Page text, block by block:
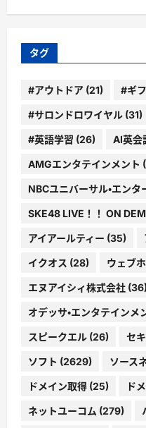
ゴ
ー
タグ
#アウトドア (21) #ギ
#サロンドロワイヤル (31)
#英語学習 (26) AI英会
AMGエンタテインメント
NBCユニバーサル・エン
SKE48 LIVE！！ ON
アイアールティー (35)
イクオス (28) ウェブ
エヌアイシィ株式会社 (36)
オデッサ・エンタテインメ
スピークエル (26) セ
ソフト (2629) ソース
ドメイン取得 (25) ド
ネットユーコム (279)